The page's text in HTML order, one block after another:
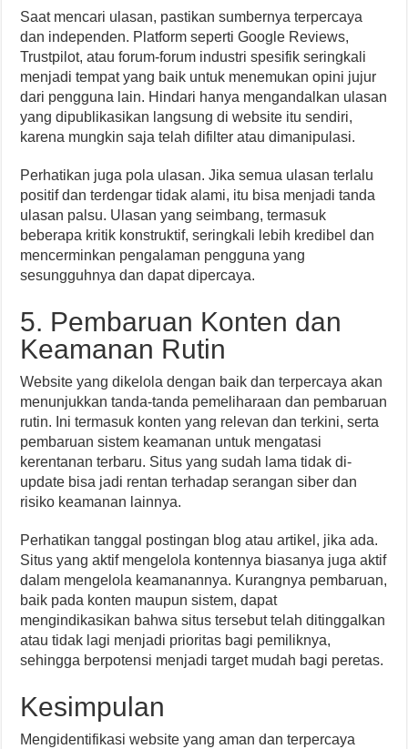
Saat mencari ulasan, pastikan sumbernya terpercaya
dan independen. Platform seperti Google Reviews,
Trustpilot, atau forum-forum industri spesifik seringkali
menjadi tempat yang baik untuk menemukan opini jujur
dari pengguna lain. Hindari hanya mengandalkan ulasan
yang dipublikasikan langsung di website itu sendiri,
karena mungkin saja telah difilter atau dimanipulasi.
Perhatikan juga pola ulasan. Jika semua ulasan terlalu
positif dan terdengar tidak alami, itu bisa menjadi tanda
ulasan palsu. Ulasan yang seimbang, termasuk
beberapa kritik konstruktif, seringkali lebih kredibel dan
mencerminkan pengalaman pengguna yang
sesungguhnya dan dapat dipercaya.
5. Pembaruan Konten dan
Keamanan Rutin
Website yang dikelola dengan baik dan terpercaya akan
menunjukkan tanda-tanda pemeliharaan dan pembaruan
rutin. Ini termasuk konten yang relevan dan terkini, serta
pembaruan sistem keamanan untuk mengatasi
kerentanan terbaru. Situs yang sudah lama tidak di-
update bisa jadi rentan terhadap serangan siber dan
risiko keamanan lainnya.
Perhatikan tanggal postingan blog atau artikel, jika ada.
Situs yang aktif mengelola kontennya biasanya juga aktif
dalam mengelola keamanannya. Kurangnya pembaruan,
baik pada konten maupun sistem, dapat
mengindikasikan bahwa situs tersebut telah ditinggalkan
atau tidak lagi menjadi prioritas bagi pemiliknya,
sehingga berpotensi menjadi target mudah bagi peretas.
Kesimpulan
Mengidentifikasi website yang aman dan terpercaya